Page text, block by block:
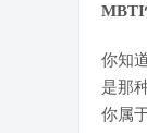
MBTI
你知
是那
你属